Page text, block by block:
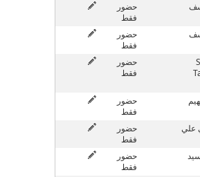
حضور
فقط
حضور
فقط
حضور
فقط
حضور
فقط
علي
حضور
فقط
حضور
فقط